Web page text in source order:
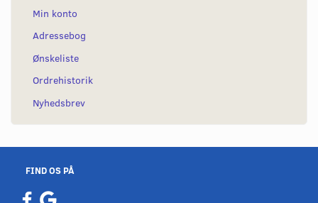
Min konto
Adressebog
Ønskeliste
Ordrehistorik
Nyhedsbrev
FIND OS PÅ